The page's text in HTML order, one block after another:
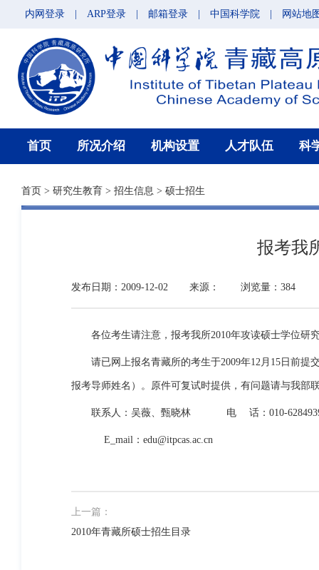
内网登录 ARP登录 邮箱登录 中国科学院 网站地
首页 所况介绍 机构设置 人才队伍 科
首页 > 研究生教育 > 招生信息 > 硕士招生
报考我
发布日期：2009-12-02 来源： 浏览量：384
各位考生请注意，报考我所2010年攻读硕士学位研
请已网上报名青藏所的考生于2009年12月 15 日前提
报考导师姓名）。原件可复试时提供，有问题请与我部
联系人：吴薇、甄晓林 电 话： 010-
E_mail ： edu@itpcas.ac.cn
上一篇：
2010年青藏所硕士招生目录